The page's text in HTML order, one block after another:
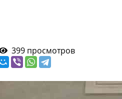
399 просмотров